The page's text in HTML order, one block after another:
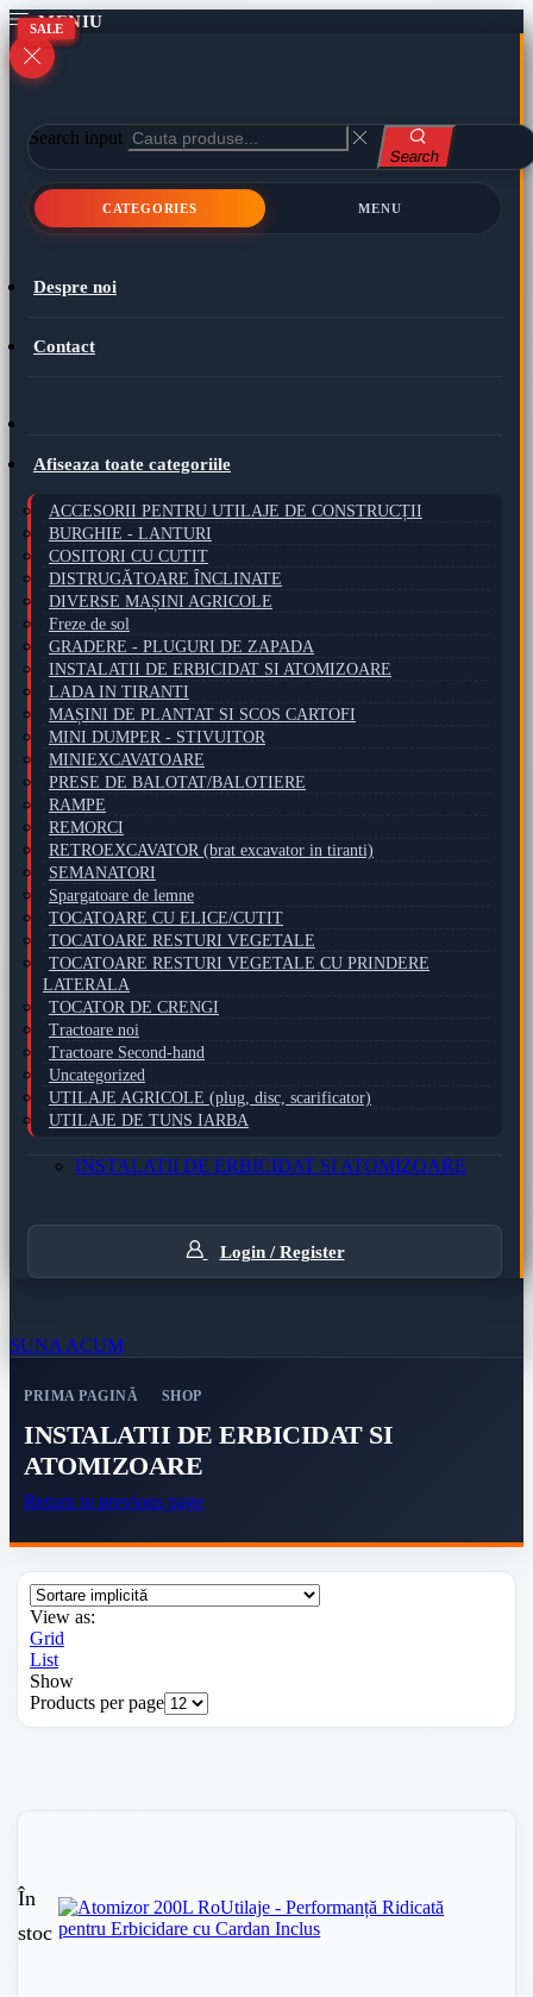
Search input
Search
CATEGORIES MENU
Despre noi
Contact
Afiseaza toate categoriile
ACCESORII PENTRU UTILAJE DE CONSTRUCȚII
BURGHIE - LANTURI
COSITORI CU CUTIT
DISTRUGĂTOARE ÎNCLINATE
DIVERSE MAȘINI AGRICOLE
Freze de sol
GRADERE - PLUGURI DE ZAPADA
INSTALATII DE ERBICIDAT SI ATOMIZOARE
LADA IN TIRANTI
MAȘINI DE PLANTAT SI SCOS CARTOFI
MINI DUMPER - STIVUITOR
MINIEXCAVATOARE
PRESE DE BALOTAT/BALOTIERE
RAMPE
REMORCI
RETROEXCAVATOR (brat excavator in tiranti)
SEMANATORI
Spargatoare de lemne
TOCATOARE CU ELICE/CUTIT
TOCATOARE RESTURI VEGETALE
TOCATOARE RESTURI VEGETALE CU PRINDERE
LATERALA
TOCATOR DE CRENGI
Tractoare noi
Tractoare Second-hand
Uncategorized
UTILAJE AGRICOLE (plug, disc, scarificator)
UTILAJE DE TUNS IARBA
INSTALATII DE ERBICIDAT SI ATOMIZOARE
Login / Register
SUNA ACUM
PRIMA PAGINĂ SHOP
INSTALATII DE ERBICIDAT SI
ATOMIZOARE
Return to previous page
View as:
Grid
List
Show
Products per page
SALE
În
stoc
SALE
SALE
SALE
SALE
SALE
SALE
SALE